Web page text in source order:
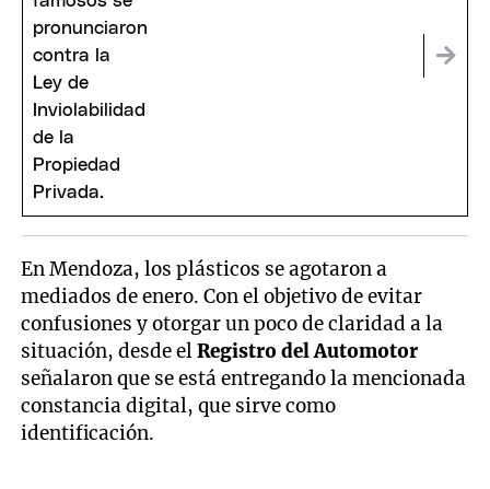
En Mendoza, los plásticos se agotaron a
mediados de enero. Con el objetivo de evitar
confusiones y otorgar un poco de claridad a la
situación, desde elRegistro del Automotor
señalaron que se está entregando la mencionada
constancia digital, que sirve como
identificación.